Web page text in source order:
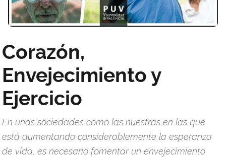
Corazón,
Envejecimiento y
Ejercicio
En unas sociedades como las nuestras en las que
está aumentando considerablemente la esperanza
de vida, es necesario fomentar un envejecimiento